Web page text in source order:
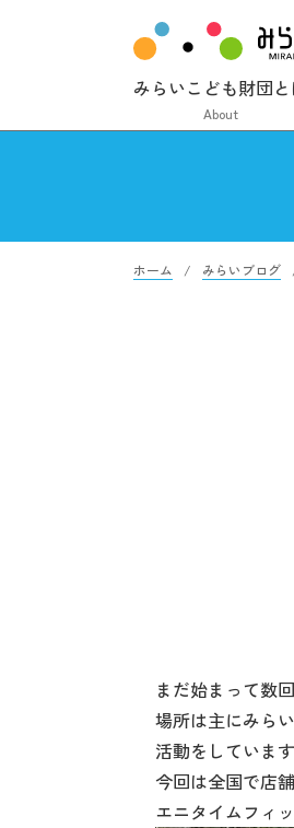
みらいこども財団
About
ホーム みらいブログ
まだ始まって数
場所は主にみら
活動をしています
今回は全国で店
エニタイムフィ